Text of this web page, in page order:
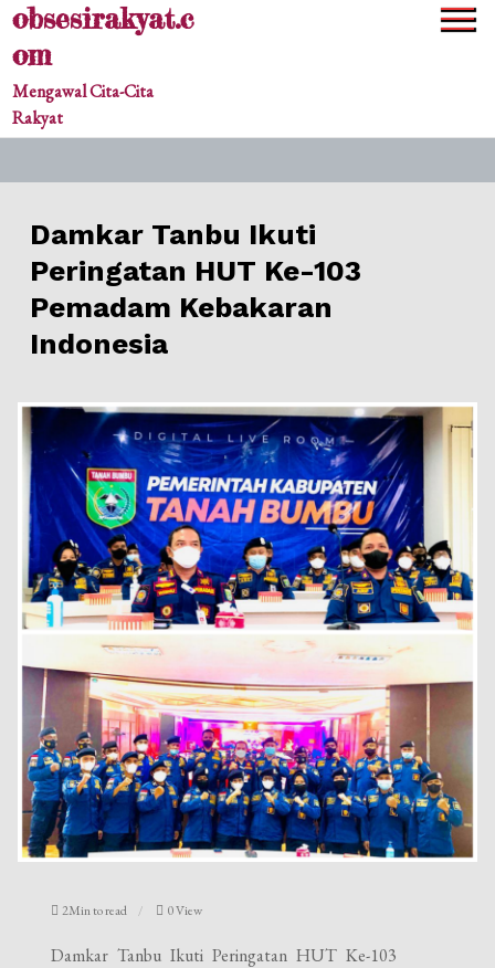
Skipobsesirakyat.c
om
Mengawal Cita-Cita
Rakyat
Damkar Tanbu Ikuti
Peringatan HUT Ke-103
Pemadam Kebakaran
Indonesia
2Min to read 0 View
Damkar Tanbu Ikuti Peringatan HUT Ke-103